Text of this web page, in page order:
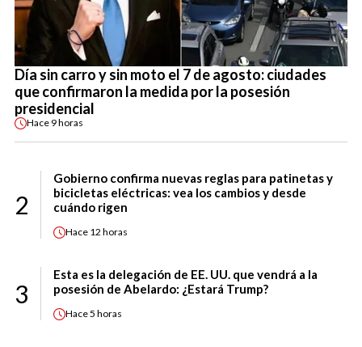
Día sin carro y sin moto el 7 de agosto: ciudades
que confirmaron la medida por la posesión
presidencial
Hace 9 horas
2
Gobierno confirma nuevas reglas para patinetas y
bicicletas eléctricas: vea los cambios y desde
cuándo rigen
Hace 12 horas
3
Esta es la delegación de EE. UU. que vendrá a la
posesión de Abelardo: ¿Estará Trump?
Hace5 horas